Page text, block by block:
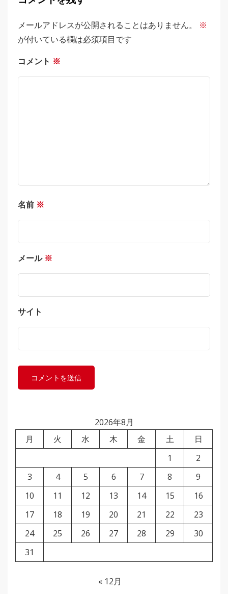
メールアドレスが公開されることはありません。
※
が付いている欄は必須項目です
コメント ※
名前 ※
メール ※
サイト
2026年8月
月
火 水 木 金 土
日
1
2
3
4 5 6 7 8
9
10
11 12 13 14 15
16
17
18 19 20 21 22
23
24
25 26 27 28 29
30
31
« 12月